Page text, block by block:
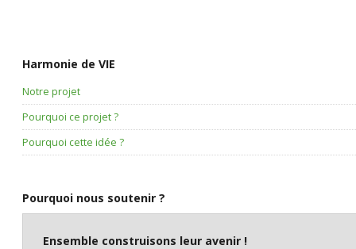
Harmonie de VIE
Notre projet
Pourquoi ce projet ?
Pourquoi cette idée ?
Pourquoi nous soutenir ?
Ensemble construisons leur avenir !